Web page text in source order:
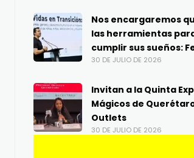
Nos encargaremos
las herramientas
cumplir sus sueños:
30 DE JULIO DE 2026
Invitan a la Quinta
Mágicos de
Outlets
30 DE JULIO DE 2026